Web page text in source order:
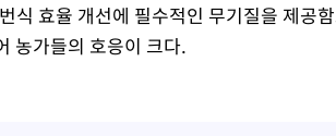
식 효율 개선에 필수적인 무기질을 제공
농가들의 호응이 크다.